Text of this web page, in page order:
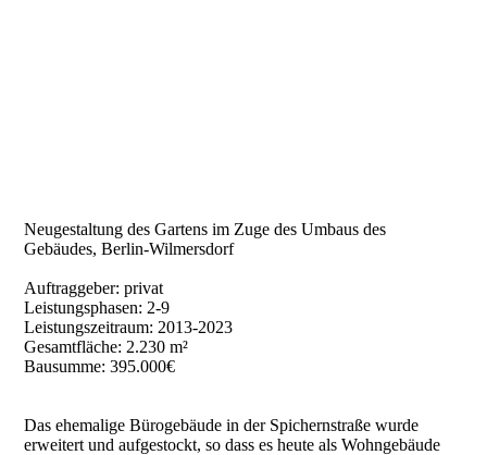
Neugestaltung des Gartens im Zuge des Umbaus des
Gebäudes, Berlin-Wilmersdorf
Auftraggeber: privat
Leistungsphasen: 2-9
Leistungszeitraum: 2013-2023
Gesamtfläche: 2.230 m²
Bausumme: 395.000€
Das ehemalige Bürogebäude in der Spichernstraße wurde
erweitert und aufgestockt, so dass es heute als Wohngebäude